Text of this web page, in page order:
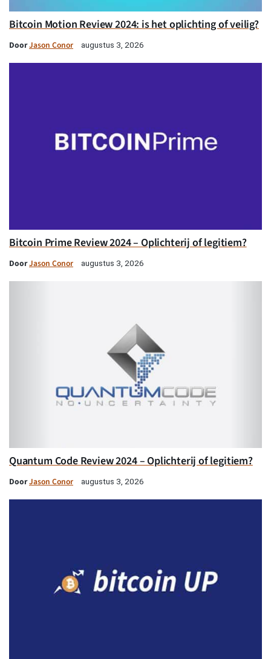
Bitcoin Motion Review 2024: is het oplichting of veilig?
DoorJason Conor augustus 3, 2026
Bitcoin Prime Review 2024 – Oplichterij of legitiem?
DoorJason Conor augustus 3, 2026
Quantum Code Review 2024 – Oplichterij of legitiem?
DoorJason Conor augustus 3, 2026